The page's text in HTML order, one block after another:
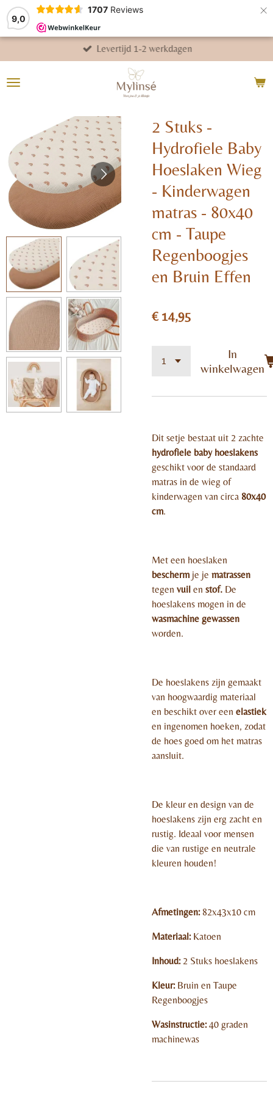
9,0
1707 Reviews ×
Levertijd 1-2 werkdagen
2 Stuks -
Hydrofiele Baby
Hoeslaken Wieg
- Kinderwagen
matras - 80x40
cm - Taupe
Regenboogjes
en Bruin Effen
€ 14,95
In
winkelwagen
Dit setje bestaat uit 2 zachte
hydrofiele baby hoeslakens
geschikt voor de standaard
matras in de wieg of
kinderwagen van circa 80x40
cm.
Met een hoeslaken
bescherm je je matrassen
tegen vuil en stof. De
hoeslakens mogen in de
wasmachine gewassen
worden.
De hoeslakens zijn gemaakt
van hoogwaardig materiaal
en beschikt over een elastiek
en ingenomen hoeken, zodat
de hoes goed om het matras
aansluit.
De kleur en design van de
hoeslakens zijn erg zacht en
rustig. Ideaal voor mensen
die van rustige en neutrale
kleuren houden!
Afmetingen:82x43x10 cm
Materiaal:Katoen
Inhoud:2 Stuks hoeslakens
Kleur:Bruin en Taupe
Regenboogjes
Wasinstructie:40 graden
machinewas